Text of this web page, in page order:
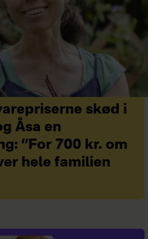
skød i
Åsa en
”For 700 kr. om
hele familien